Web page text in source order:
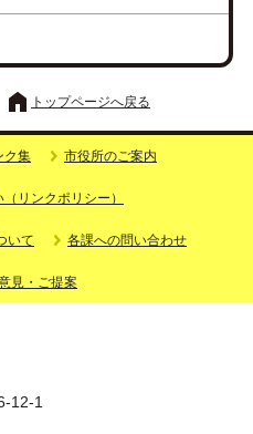
トップページへ戻る
ク集 市役所のご案内
リンクポリシー）
いて 各課への問い合わせ
見・ご提案
12-1